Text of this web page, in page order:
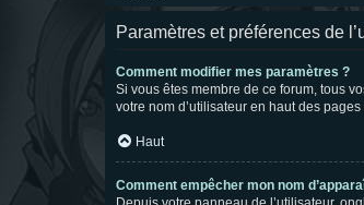
Paramètres et préférences de
Comment modifier mes paramètres ?
Si vous êtes membre de ce forum, tous
votre nom d’utilisateur en haut des
Haut
Comment empêcher mon nom